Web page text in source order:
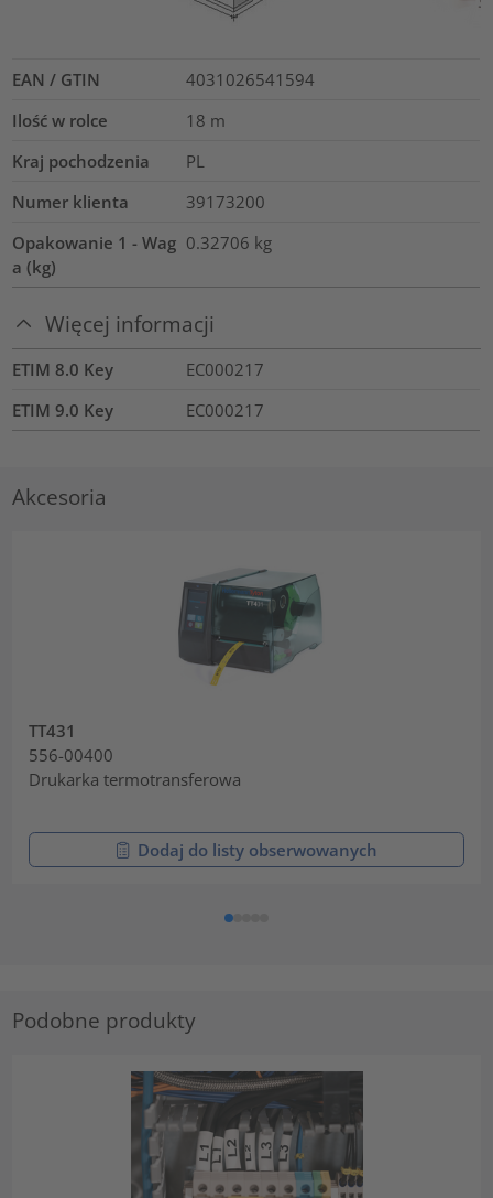
EAN / GTIN
4031026541594
Ilość w rolce
18 m
Kraj pochodzenia
PL
Numer klienta
39173200
Opakowanie 1 - Wag
a (kg)
0.32706 kg
Więcej informacji
ETIM 8.0 Key
EC000217
ETIM 9.0 Key
EC000217
Akcesoria
TT431
556-00400
Drukarka termotransferowa
Dodaj do listy obserwowanych
Podobne produkty